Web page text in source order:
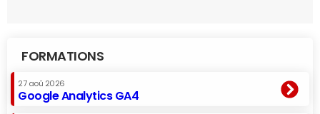
FORMATIONS
27 aoû 2026
Google Analytics GA4